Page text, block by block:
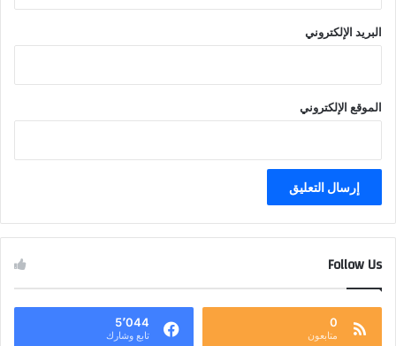
البريد الإلكتروني
الموقع الإلكتروني
Follow Us
0
متابعون
5٬044
تابع وشارك